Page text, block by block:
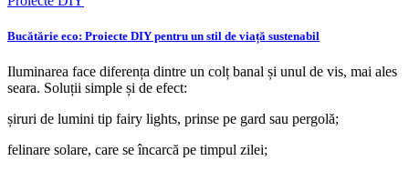
Bucătărie eco: Proiecte DIY pentru un stil de viață sustenabil
Iluminarea face diferența dintre un colț banal și unul de vis, mai ales
seara. Soluții simple și de efect:
șiruri de lumini tip fairy lights, prinse pe gard sau pergolă;
felinare solare, care se încarcă pe timpul zilei;